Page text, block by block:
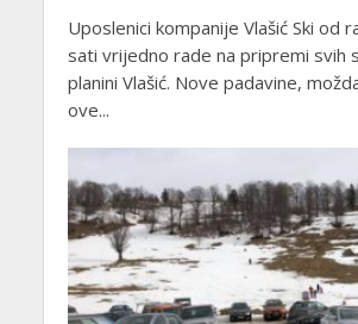
Uposlenici kompanije Vlašić Ski od
sati vrijedno rade na pripremi svih
planini Vlašić. Nove padavine,
ove...